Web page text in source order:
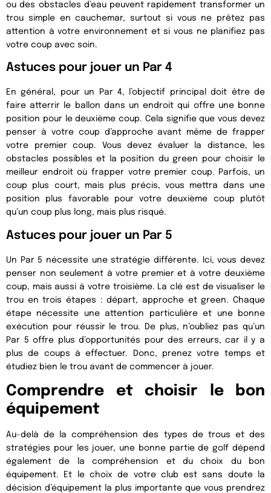
ou des obstacles d’eau peuvent rapidement transformer un
trou simple en cauchemar, surtout si vous ne prêtez pas
attention à votre environnement et si vous ne planifiez pas
votre coup avec soin.
Astuces pour jouer un Par 4
En général, pour un Par 4, l’objectif principal doit être de
faire atterrir le ballon dans un endroit qui offre une bonne
position pour le deuxième coup. Cela signifie que vous devez
penser à votre coup d’approche avant même de frapper
votre premier coup. Vous devez évaluer la distance, les
obstacles possibles et la position du green pour choisir le
meilleur endroit où frapper votre premier coup. Parfois, un
coup plus court, mais plus précis, vous mettra dans une
position plus favorable pour votre deuxième coup plutôt
qu’un coup plus long, mais plus risqué.
Astuces pour jouer un Par 5
Un Par 5 nécessite une stratégie différente. Ici, vous devez
penser non seulement à votre premier et à votre deuxième
coup, mais aussi à votre troisième. La clé est de visualiser le
trou en trois étapes : départ, approche et green. Chaque
étape nécessite une attention particulière et une bonne
exécution pour réussir le trou. De plus, n’oubliez pas qu’un
Par 5 offre plus d’opportunités pour des erreurs, car il y a
plus de coups à effectuer. Donc, prenez votre temps et
étudiez bien le trou avant de commencer à jouer.
Comprendre et choisir le bon
équipement
Au-delà de la compréhension des types de trous et des
stratégies pour les jouer, une bonne partie de golf dépend
également de la compréhension et du choix du bon
équipement. Et le choix de votre club est sans doute la
décision d’équipement la plus importante que vous prendrez